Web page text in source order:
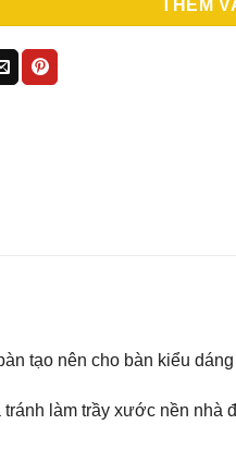
THÊM
tạo nên cho bàn kiểu
làm trầy xước nền nhà